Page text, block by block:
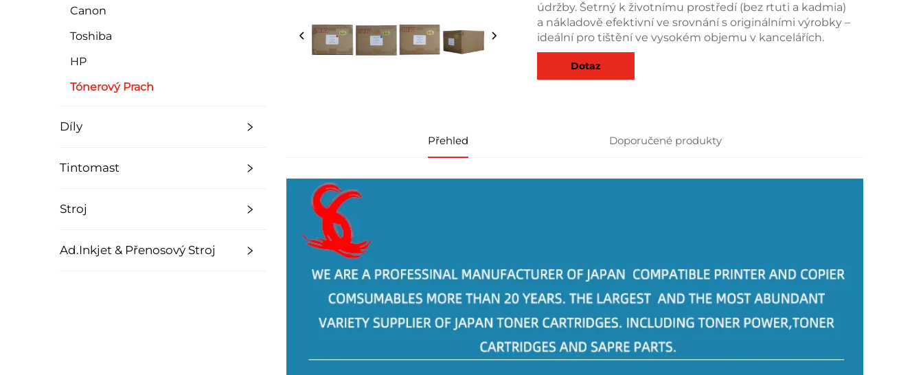
Canon
Toshiba
HP
Tónerový Prach
Díly
Tintomast
Stroj
Ad.Inkjet & Přenosový Stroj
údržby. Šetrný k životnímu prostředí (bez rtuti a kadmia)
a nákladově efektivní ve srovnání s originálními výrobky –
ideální pro tištění ve vysokém objemu v kancelářích.
Dotaz
Přehled Doporučené produkty